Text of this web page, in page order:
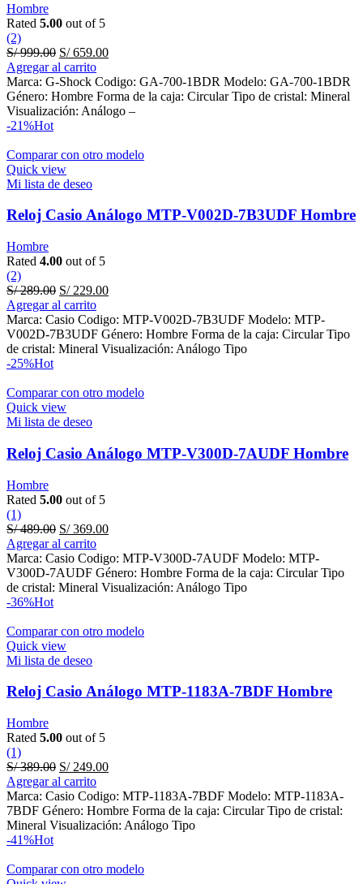
Hombre
Rated 5.00 out of 5
(2)
S/999.00 Original
price
was:
S/ 999.00.
S/659.00Current
is:
S/ 659.00.
Agregar al carrito
Marca: G-Shock Codigo: GA-700-1BDR Modelo: GA-700-1BDR
Género: Hombre Forma de la caja: Circular Tipo de cristal: Mineral
Visualización: Análogo –
-21%Hot
Comparar con otro modelo
Quick view
Mi lista de deseo
Reloj Casio Análogo MTP-V002D-7B3UDF Hombre
Hombre
Rated 4.00 out of 5
(2)
S/289.00 Original
price
was:
S/ 289.00.
S/229.00Current
is:
S/ 229.00.
Agregar al carrito
Marca: Casio Codigo: MTP-V002D-7B3UDF Modelo: MTP-
V002D-7B3UDF Género: Hombre Forma de la caja: Circular Tipo
de cristal: Mineral Visualización: Análogo Tipo
-25%Hot
Comparar con otro modelo
Quick view
Mi lista de deseo
Reloj Casio Análogo MTP-V300D-7AUDF Hombre
Hombre
Rated 5.00 out of 5
(1)
S/489.00 Original
price
was:
S/ 489.00.
S/369.00Current
is:
S/ 369.00.
Agregar al carrito
Marca: Casio Codigo: MTP-V300D-7AUDF Modelo: MTP-
V300D-7AUDF Género: Hombre Forma de la caja: Circular Tipo
de cristal: Mineral Visualización: Análogo Tipo
-36%Hot
Comparar con otro modelo
Quick view
Mi lista de deseo
Reloj Casio Análogo MTP-1183A-7BDF Hombre
Hombre
Rated 5.00 out of 5
(1)
S/389.00 Original
price
was:
S/ 389.00.
S/249.00Current
is:
S/ 249.00.
Agregar al carrito
Marca: Casio Codigo: MTP-1183A-7BDF Modelo: MTP-1183A-
7BDF Género: Hombre Forma de la caja: Circular Tipo de cristal:
Mineral Visualización: Análogo Tipo
-41%Hot
Comparar con otro modelo